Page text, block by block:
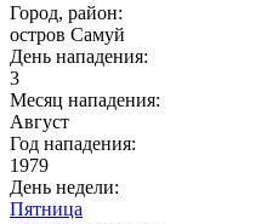
Город, район:
остров Самуй
День нападения:
3
Месяц нападения:
Август
Год нападения:
1979
День недели:
Пятница